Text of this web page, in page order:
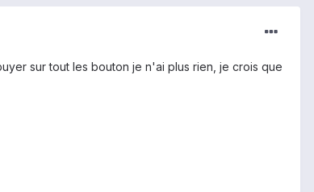
sur tout les bouton je n'ai plus rien, je crois que